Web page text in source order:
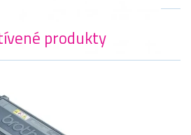
produkty